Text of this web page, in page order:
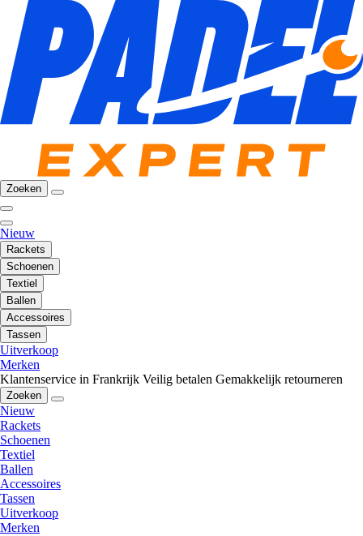
Zoeken
Nieuw
Rackets
Schoenen
Textiel
Ballen
Accessoires
Tassen
Uitverkoop
Merken
Klantenservice in Frankrijk Veilig betalen Gemakkelijk retourneren
Zoeken
Nieuw
Rackets
Schoenen
Textiel
Ballen
Accessoires
Tassen
Uitverkoop
Merken